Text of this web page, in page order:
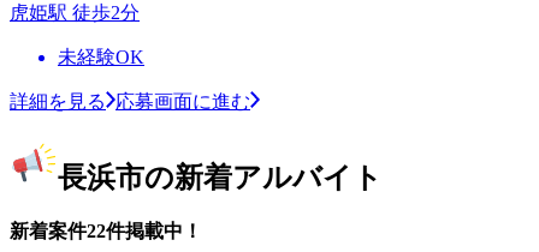
虎姫駅 徒歩2分
未経験OK
詳細を見る 応募画面に進む
長浜市の新着アルバイト
新着案件22件掲載中！